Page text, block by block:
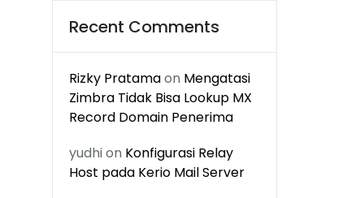
Recent Comments
Rizky Pratamaon Mengatasi
Zimbra Tidak Bisa Lookup MX
Record Domain Penerima
yudhion Konfigurasi Relay
Host pada Kerio Mail Server